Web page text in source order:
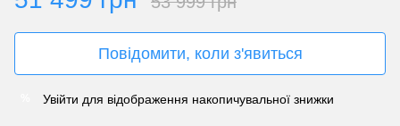
Повідомити, коли з'явиться
Увійти для відображення накопичувальної знижки